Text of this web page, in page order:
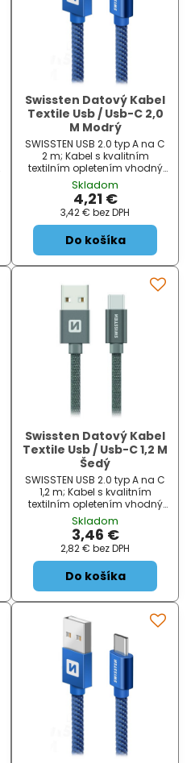
Swissten Datový Kabel
Textile Usb / Usb-C 2,0
M Modrý
SWISSTEN USB 2.0 typ A na C
2 m; Kabel s kvalitním
textilním opletením vhodný
pro připojení zařízení s
konektorem USB typu C k
počítači. Podporuje nabíjení
proudem až 3 A. ZÁKLADNÍ
SPECIFIKACE;...
Skladom
4,21 €
3,42 € bez DPH
Do košíka
Swissten Datový Kabel
Textile Usb / Usb-C 1,2 M
Šedý
SWISSTEN USB 2.0 typ A na C
1,2 m; Kabel s kvalitním
textilním opletením vhodný
pro připojení zařízení s
konektorem USB typu C k
počítači. Podporuje nabíjení
proudem až 3 A. ZÁKLADNÍ
SPECIFIKACE;...
Skladom
3,46 €
2,82 € bez DPH
Do košíka